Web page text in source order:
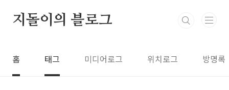
지돌이의 블로그
홈 태그 미디어로그 위치로그 방명록